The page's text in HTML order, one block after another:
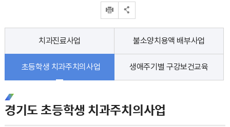
치과진료사업 불소양치용액 배부사업
초등학생 치과주치의사업 생애주기별 구강보건교육
경기도 초등학생 치과주치의사업